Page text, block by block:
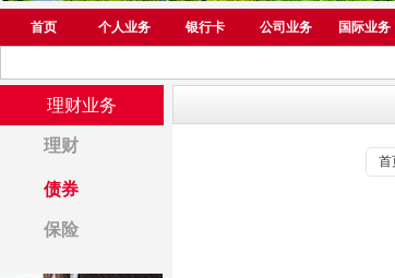
首页 个人业务 银行卡 公司业务 国际业务
理财业务
理财
债券
保险
首